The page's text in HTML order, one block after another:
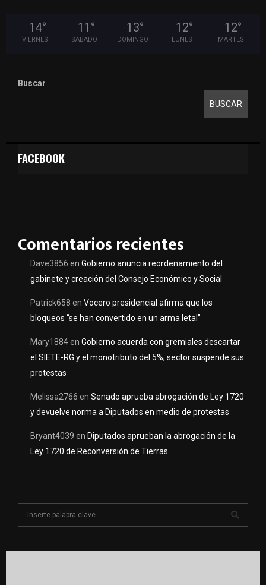
14°
VIERNES
11 °
SABADO
13°
DOMINGO
12°
LUNES
12°
MARTES
Buscar
BUSCAR
FACEBOOK
Comentarios recientes
Dave3856 en Gobierno anuncia reordenamiento del
gabinete y creación del Consejo Económico y Social
Patrick658 en Vocero presidencial afirma que los
bloqueos “se han convertido en un arma letal”
Mary1884en Gobierno acuerda con gremiales descartar
el SIETE-RG y el monotributo del 5%; sector suspende sus
protestas
Melissa2766 en Senado aprueba abrogación de Ley 1720
y devuelve norma a Diputados en medio de protestas
Bryant4039 en Diputados aprueban la abrogación de la
Ley 1720 de Reconversión de Tierras